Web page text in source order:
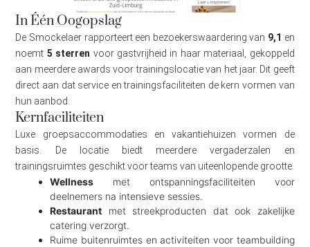
In Één Oogopslag
De Smockelaer rapporteert een bezoekerswaardering van 9,1 en
noemt 5 sterren voor gastvrijheid in haar materiaal, gekoppeld
aan meerdere awards voor trainingslocatie van het jaar. Dit geeft
direct aan dat service en trainingsfaciliteiten de kern vormen van
hun aanbod.
Kernfaciliteiten
Luxe groepsaccommodaties en vakantiehuizen vormen de
basis. De locatie biedt meerdere vergaderzalen en
trainingsruimtes geschikt voor teams van uiteenlopende grootte.
Wellness met ontspanningsfaciliteiten voor
deelnemers na intensieve sessies.
Restaurant met streekproducten dat ook zakelijke
catering verzorgt.
Ruime buitenruimtes en activiteiten voor teambuilding